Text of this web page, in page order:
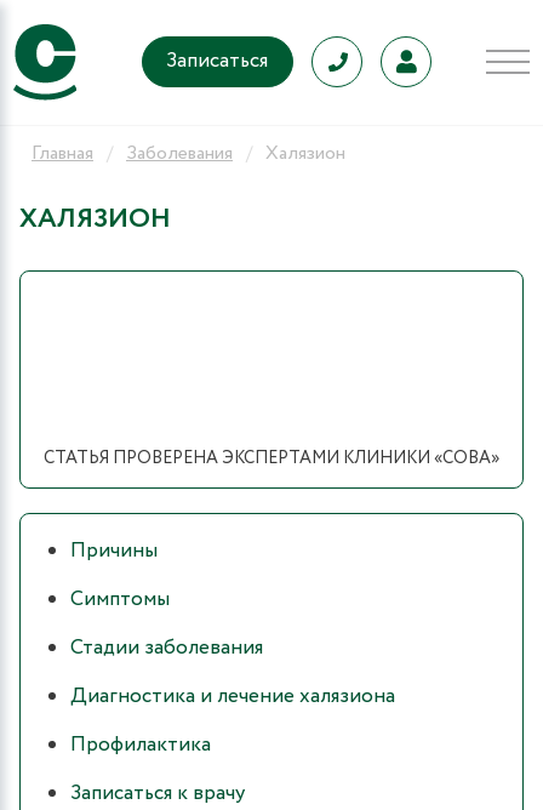
Записаться
Главная Заболевания Халязион
ХАЛЯЗИОН
СТАТЬЯ ПРОВЕРЕНА ЭКСПЕРТАМИ КЛИНИКИ «СОВА»
Причины
Симптомы
Стадии заболевания
Диагностика и лечение халязиона
Профилактика
Записаться к врачу